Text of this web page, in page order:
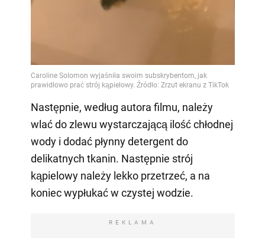
Następnie, według autora filmu, należy
wlać do zlewu wystarczającą ilość chłodnej
wody i dodać płynny detergent do
delikatnych tkanin. Następnie strój
kąpielowy należy lekko przetrzeć, a na
koniec wypłukać w czystej wodzie.
REKLAMA